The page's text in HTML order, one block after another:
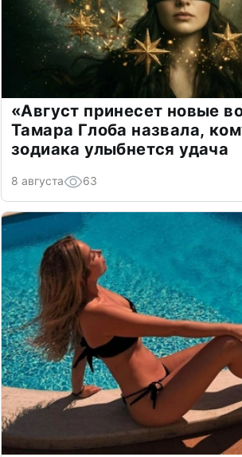
«Август принесет новые
Тамара Глоба назвала,
зодиака улыбнется удача
8 августа 63